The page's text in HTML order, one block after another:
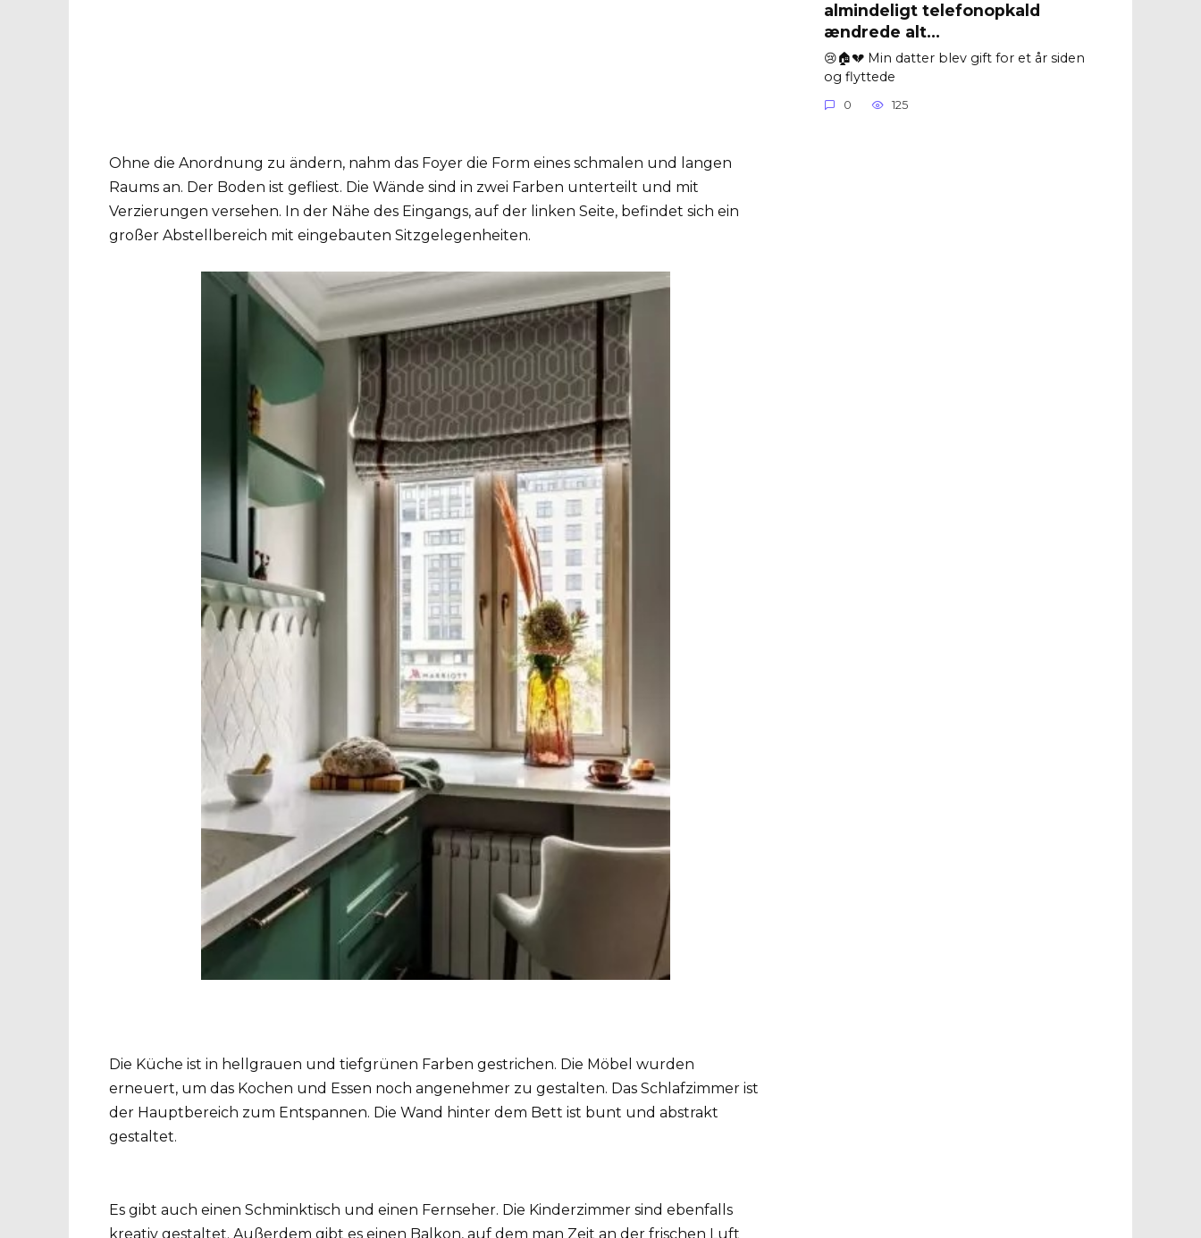
Ohne die Anordnung zu ändern, nahm das Foyer die Form eines schmalen und langen
Raums an. Der Boden ist gefliest. Die Wände sind in zwei Farben unterteilt und mit
Verzierungen versehen. In der Nähe des Eingangs, auf der linken Seite, befindet sich ein
großer Abstellbereich mit eingebauten Sitzgelegenheiten.
Die Küche ist in hellgrauen und tiefgrünen Farben gestrichen. Die Möbel wurden
erneuert, um das Kochen und Essen noch angenehmer zu gestalten. Das Schlafzimmer ist
der Hauptbereich zum Entspannen. Die Wand hinter dem Bett ist bunt und abstrakt
gestaltet.
Es gibt auch einen Schminktisch und einen Fernseher. Die Kinderzimmer sind ebenfalls
kreativ gestaltet. Außerdem gibt es einen Balkon, auf dem man Zeit an der frischen Luft
almindeligt telefonopkald
ændrede alt…
😢🏠💔 Min datter blev gift for et år siden
og flyttede
0 125